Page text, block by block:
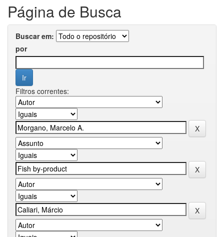
Página de Busca
Buscar em:
por
Filtros correntes: